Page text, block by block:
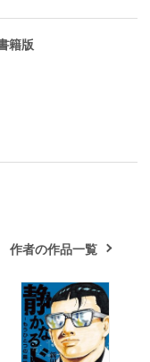
籍版
作者の作品一覧